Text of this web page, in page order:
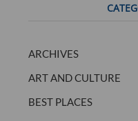
ARCHIVES
ART AND CULTURE
BEST PLACES